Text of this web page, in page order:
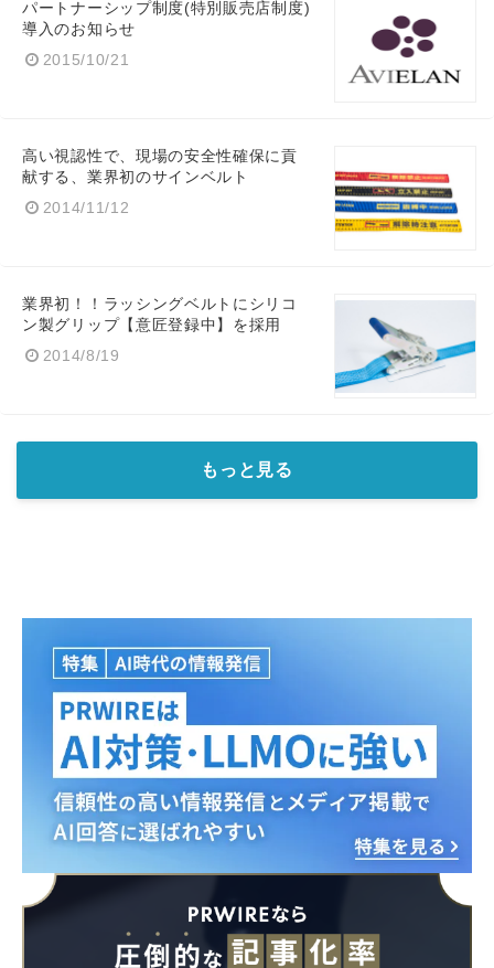
パートナーシップ制度(特別販売店制度)
導入のお知らせ
2015/10/21
高い視認性で、現場の安全性確保に貢
献する、業界初のサインベルト
2014/11/12
業界初！！ラッシングベルトにシリコ
ン製グリップ【意匠登録中】を採用
2014/8/19
もっと見る